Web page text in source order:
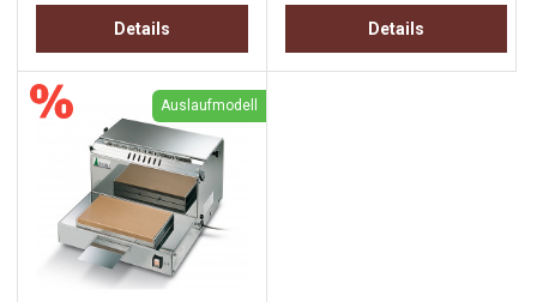
Details Details
Auslaufmodell